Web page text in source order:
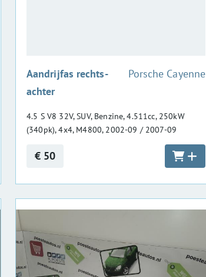
Aandrijfas rechts-
achter
:Porsche Cayenne
4.5 S V8 32V, SUV, Benzine, 4.511cc, 250kW
(340pk), 4x4, M4800, 2002-09 / 2007-09
€ 50